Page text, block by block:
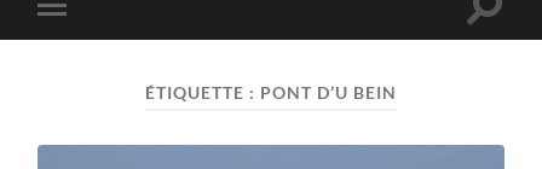
Toggle
mobile
Toggle
ÉTIQUETTE : PONT D’U BEIN